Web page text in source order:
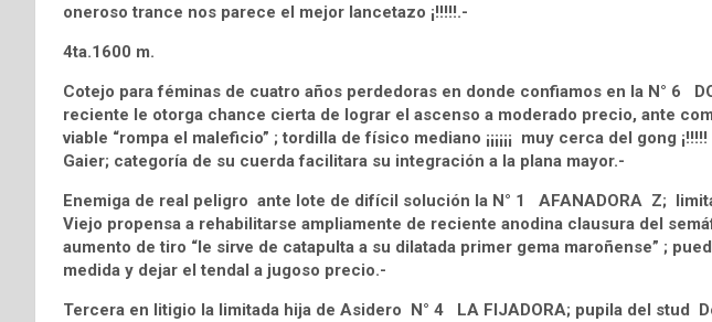
oneroso trance nos parece el mejor lancetazo ¡!!!!!.-
4ta.1600 m.
Cotejo para féminas de cuatro años perdedoras en donde confiamos en la N° 6
reciente le otorga chance cierta de lograr el ascenso a moderado precio, ante
viable “rompa el maleficio” ; tordilla de físico mediano ¡¡¡¡¡¡ muy cerca del gong
Gaier; categoría de su cuerda facilitara su integración a la plana mayor.-
Enemiga de real peligro ante lote de difícil solución la N° 1 AFANADORA Z;
Viejo propensa a rehabilitarse ampliamente de reciente anodina clausura del
aumento de tiro “le sirve de catapulta a su dilatada primer gema maroñense” ;
medida y dejar el tendal a jugoso precio.-
Tercera en litigio la limitada hija de Asidero N° 4 LA FIJADORA; pupila del stud